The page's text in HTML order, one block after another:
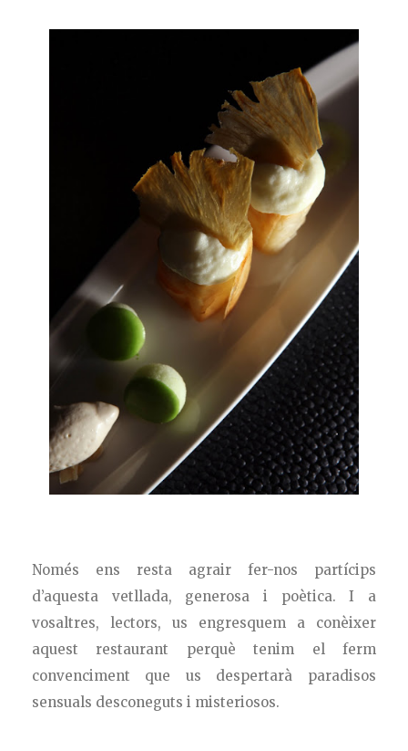
Només ens resta agrair fer-nos partícips
d’aquesta vetllada, generosa i poètica. I a
vosaltres, lectors, us engresquem a conèixer
aquest restaurant perquè tenim el ferm
convenciment que us despertarà paradisos
sensuals desconeguts i misteriosos.